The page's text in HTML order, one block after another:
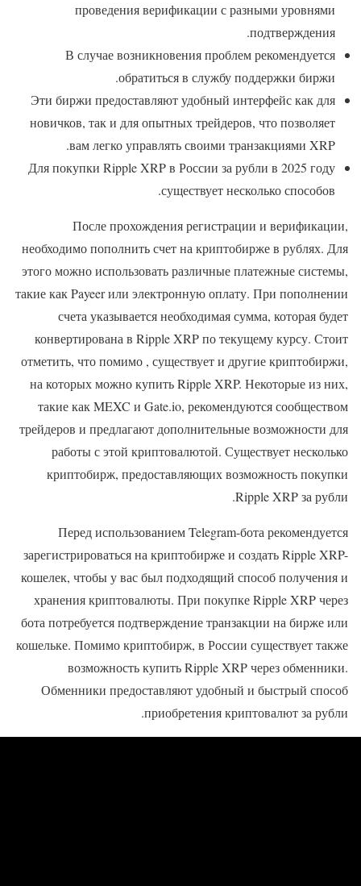
проведения верификации с разными уровнями
подтверждения.
В случае возникновения проблем рекомендуется
обратиться в службу поддержки биржи.
Эти биржи предоставляют удобный интерфейс как для
новичков, так и для опытных трейдеров, что позволяет
вам легко управлять своими транзакциями XRP.
Для покупки Ripple XRP в России за рубли в 2025 году
существует несколько способов.
После прохождения регистрации и верификации,
необходимо пополнить счет на криптобирже в рублях. Для
этого можно использовать различные платежные системы,
такие как Payeer или электронную оплату. При пополнении
счета указывается необходимая сумма, которая будет
конвертирована в Ripple XRP по текущему курсу. Стоит
отметить, что помимо , существует и другие криптобиржи,
на которых можно купить Ripple XRP. Некоторые из них,
такие как MEXC и Gate.io, рекомендуются сообществом
трейдеров и предлагают дополнительные возможности для
работы с этой криптовалютой. Существует несколько
криптобирж, предоставляющих возможность покупки
Ripple XRP за рубли.
Перед использованием Telegram-бота рекомендуется
зарегистрироваться на криптобирже и создать Ripple XRP-
кошелек, чтобы у вас был подходящий способ получения и
хранения криптовалюты. При покупке Ripple XRP через
бота потребуется подтверждение транзакции на бирже или
кошельке. Помимо криптобирж, в России существует также
возможность купить Ripple XRP через обменники.
Обменники предоставляют удобный и быстрый способ
приобретения криптовалют за рубли.